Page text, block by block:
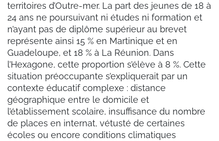
territoires d’Outre-mer. La part des jeunes de 18 à
24 ans ne poursuivant ni études ni formation et
n’ayant pas de diplôme supérieur au brevet
représente ainsi 15 % en Martinique et en
Guadeloupe, et 18 % à La Réunion. Dans
l’Hexagone, cette proportion s’élève à 8 %. Cette
situation préoccupante s’expliquerait par un
contexte éducatif complexe : distance
géographique entre le domicile et
l’établissement scolaire, insuffisance du nombre
de places en internat, vétusté de certaines
écoles ou encore conditions climatiques